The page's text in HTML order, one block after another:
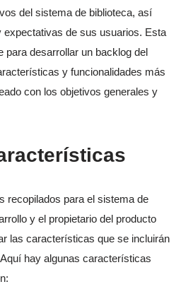
del sistema de biblioteca, así
de sus usuarios. Esta
para desarrollar un backlog del
y funcionalidades más
con los objetivos generales y
recopilados para el sistema de
y el propietario del producto
las características que se incluirán
hay algunas características